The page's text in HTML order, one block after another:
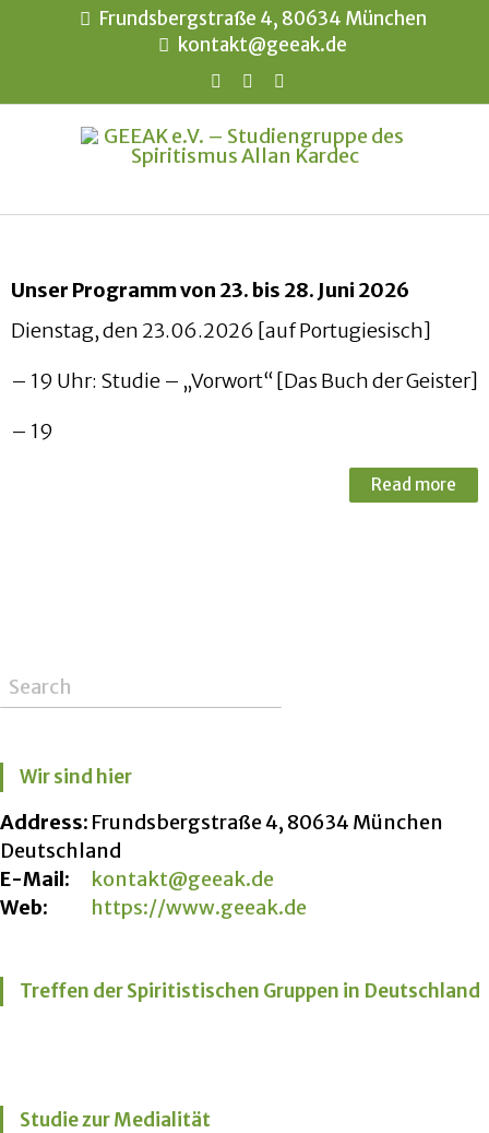
Frundsbergstraße 4, 80634 München
kontakt@geeak.de
Unser Programm von 23. bis 28. Juni 2026
Dienstag, den 23.06.2026 [auf Portugiesisch]
– 19 Uhr: Studie – „Vorwort“ [Das Buch der Geister]
– 19
Read more
Wir sind hier
Address: Frundsbergstraße 4, 80634 München
Deutschland
E-Mail:
kontakt@geeak.de
Web:
https://www.geeak.de
Treffen der Spiritistischen Gruppen in Deutschland
Studie zur Medialität